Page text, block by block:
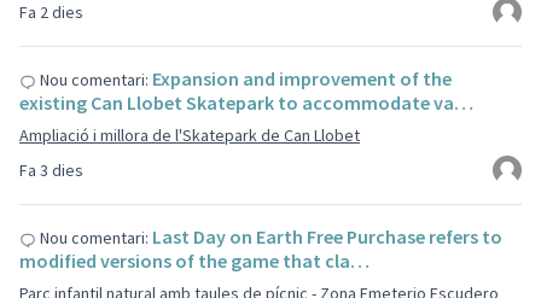
Fa 2 dies
Fa 3 dies
Nou comentari: Expansion and improvement of the
existing Can Llobet Skatepark to accommodate va…
Ampliació i millora de l'Skatepark de Can Llobet
Nou comentari: Last Day on Earth Free Purchase refers to
modified versions of the game that cla…
Parc infantil natural amb taules de pícnic - Zona Emeterio Escudero